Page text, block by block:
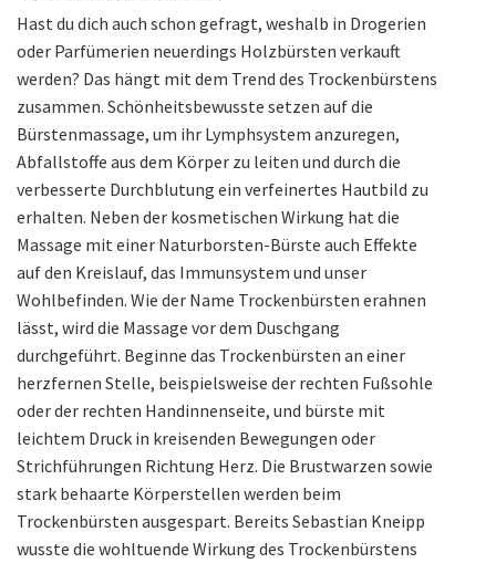
Hast du dich auch schon gefragt, weshalb in Drogerien
oder Parfümerien neuerdings Holzbürsten verkauft
werden? Das hängt mit dem Trend des Trockenbürstens
zusammen. Schönheitsbewusste setzen auf die
Bürstenmassage, um ihr Lymphsystem anzuregen,
Abfallstoffe aus dem Körper zu leiten und durch die
verbesserte Durchblutung ein verfeinertes Hautbild zu
erhalten. Neben der kosmetischen Wirkung hat die
Massage mit einer Naturborsten-Bürste auch Effekte
auf den Kreislauf, das Immunsystem und unser
Wohlbefinden. Wie der Name Trockenbürsten erahnen
lässt, wird die Massage vor dem Duschgang
durchgeführt. Beginne das Trockenbürsten an einer
herzfernen Stelle, beispielsweise der rechten Fußsohle
oder der rechten Handinnenseite, und bürste mit
leichtem Druck in kreisenden Bewegungen oder
Strichführungen Richtung Herz. Die Brustwarzen sowie
stark behaarte Körperstellen werden beim
Trockenbürsten ausgespart. Bereits Sebastian Kneipp
wusste die wohltuende Wirkung des Trockenbürstens